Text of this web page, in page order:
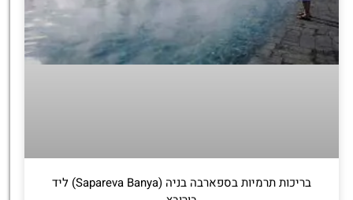
בריכות תרמיות בספארבה בניה (Sapareva Banya) ליד